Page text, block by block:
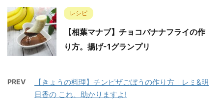
レシピ
【相葉マナブ】チョコバナナフライの作
り方。揚げ-1グランプリ
PREV
【きょうの料理】チンピザごぼうの作り方｜レミ&明
日香の これ、助かりますよ!